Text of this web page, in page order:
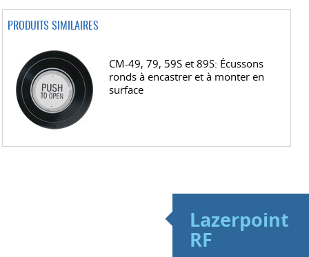
PRODUITS SIMILAIRES
CM-49, 79, 59S et 89S: Écussons
ronds à encastrer et à monter en
surface
Lazerpoint
RF